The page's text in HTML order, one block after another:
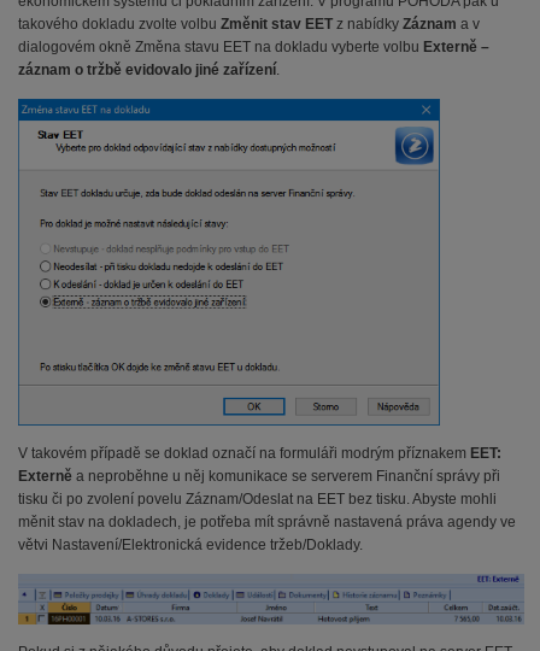
takového dokladu zvolte volbu Změnit stav EET z nabídky Záznam a v
dialogovém okně Změna stavu EET na dokladu vyberte volbu Externě –
záznam o tržbě evidovalo jiné zařízení.
V takovém případě se doklad označí na formuláři modrým příznakem EET:
Externě a neproběhne u něj komunikace se serverem Finanční správy při
tisku či po zvolení povelu Záznam/Odeslat na EET bez tisku. Abyste mohli
měnit stav na dokladech, je potřeba mít správně nastavená práva agendy ve
větvi Nastavení/Elektronická evidence tržeb/Doklady.